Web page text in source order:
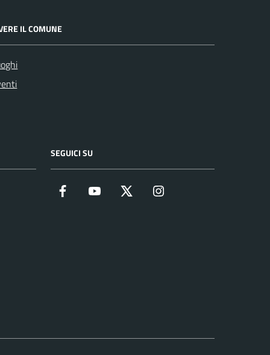
IL COMUNE
SEGUICI SU
Facebook YouTube Twitter